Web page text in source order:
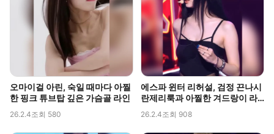
오마이걸 아린, 숙일 때마다 아찔
한 핑크 튜브탑 깊은 가슴골 라인
26.2.4조회 580
에스파 윈터 리허설, 검정 끈나시
란제리룩과 아찔한 겨드랑이 라
26.2.4조회 908